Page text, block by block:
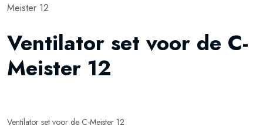
Meister 12
Ventilator set voor de C-
Meister 12
Ventilator set voor de C-Meister 12